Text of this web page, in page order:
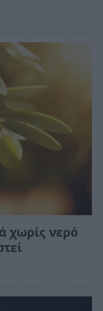
χωρίς νερό